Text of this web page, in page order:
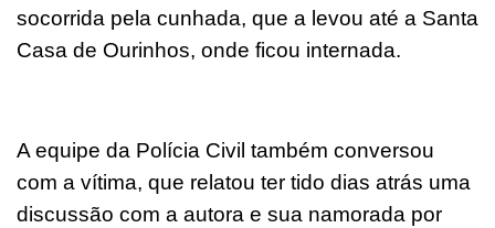
socorrida pela cunhada, que a levou até a Santa
Casa de Ourinhos, onde ficou internada.
A equipe da Polícia Civil também conversou
com a vítima, que relatou ter tido dias atrás uma
discussão com a autora e sua namorada por